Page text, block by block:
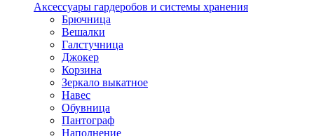
Аксессуары гардеробов и системы хранения
Брючница
Вешалки
Галстучница
Джокер
Корзина
Зеркало выкатное
Навес
Обувница
Пантограф
Наполнение